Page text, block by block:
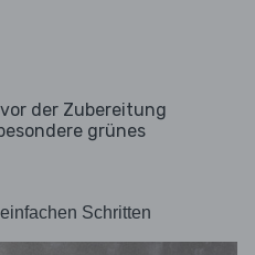
der Zubereitung
grünes
Schritten